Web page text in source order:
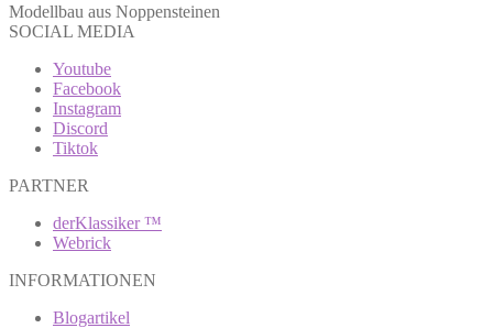
Modellbau aus Noppensteinen
SOCIAL MEDIA
Youtube
Facebook
Instagram
Discord
Tiktok
PARTNER
derKlassiker ™
Webrick
INFORMATIONEN
Blogartikel